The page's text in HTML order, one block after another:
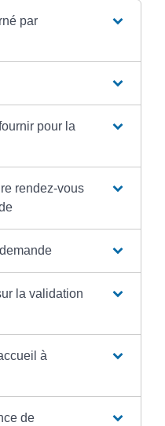
par
pour la
rendez-vous
la validation
à
de